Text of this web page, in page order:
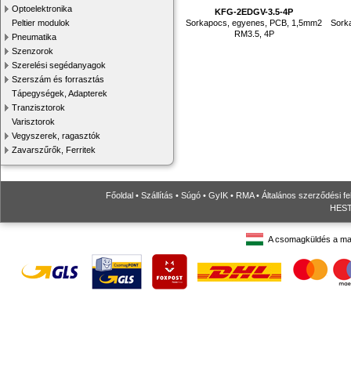
Optoelektronika
Peltier modulok
Pneumatika
Szenzorok
Szerelési segédanyagok
Szerszám és forrasztás
Tápegységek, Adapterek
Tranzisztorok
Varisztorok
Vegyszerek, ragasztók
Zavarszűrők, Ferritek
KFG-2EDGV-3.5-4P
Sorkapocs, egyenes, PCB, 1,5mm2
RM3.5, 4P
Főoldal • Szállítás • Súgó • GyIK • RMA• Általános szerződési
A csomagküldés a